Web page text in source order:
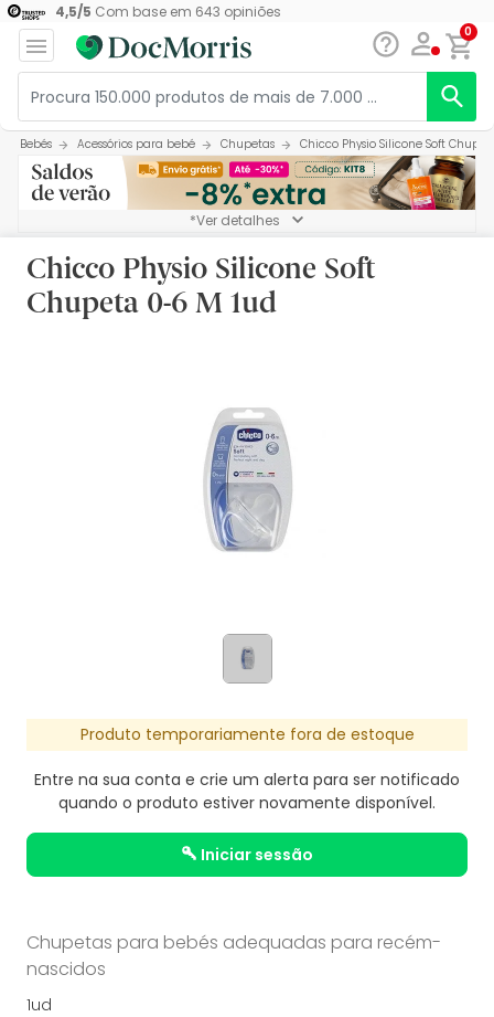
4,5/5 Com base em 643 opiniões
0
Bebés Acessórios para bebé Chupetas Chicco Physio Silicone Soft
*Ver detalhes
Chicco Physio Silicone Soft
Chupeta 0-6 M 1ud
Produto temporariamente fora de estoque
Entre na sua conta e crie um alerta para ser notificado
quando o produto estiver novamente disponível.
iniciar sessão
Chupetas para bebés adequadas para recém-
nascidos
1ud